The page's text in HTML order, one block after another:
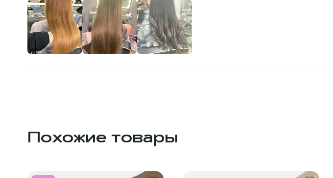
Похожие товары